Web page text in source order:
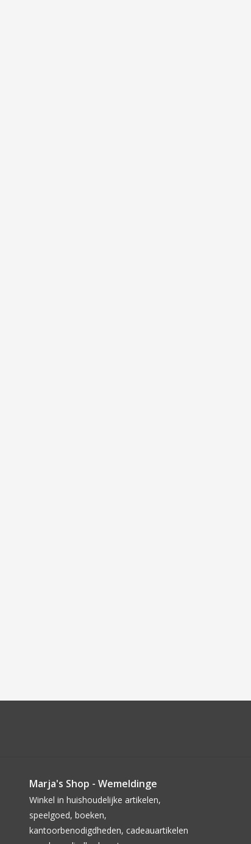
Marja's Shop - Wemeldinge
Winkel in huishoudelijke artikelen,
speelgoed, boeken,
kantoorbenodigdheden, cadeauartikelen